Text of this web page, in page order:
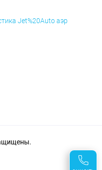
Jet%20Auto аэр